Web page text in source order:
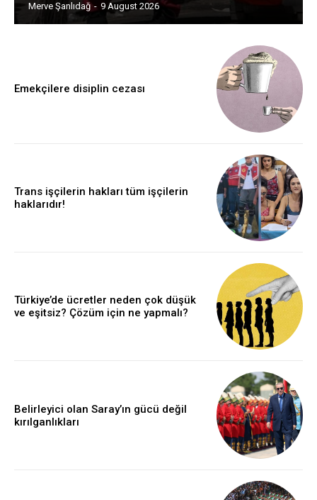
Merve Şanlıdağ - 9 August 2026
Emekçilere disiplin cezası
Trans işçilerin hakları tüm işçilerin
haklarıdır!
Türkiye’de ücretler neden çok düşük
ve eşitsiz? Çözüm için ne yapmalı?
Belirleyici olan Saray’ın gücü değil
kırılganlıkları